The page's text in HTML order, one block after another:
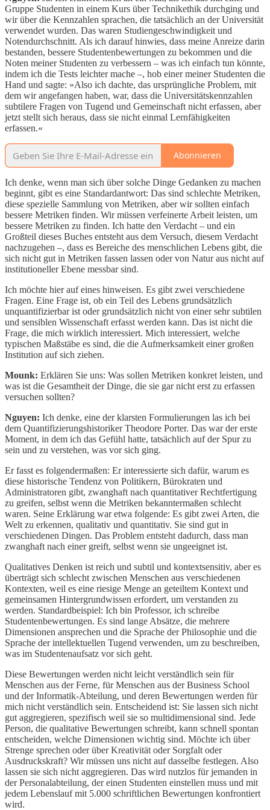
Gruppe Studenten in einem Kurs über Technikethik durchging und
wir über die Kennzahlen sprachen, die tatsächlich an der Universität
verwendet wurden. Das waren Studiengeschwindigkeit und
Notendurchschnitt. Als ich darauf hinwies, dass meine Anreize darin
bestanden, bessere Studentenbewertungen zu bekommen und die
Noten meiner Studenten zu verbessern – was ich einfach tun könnte,
indem ich die Tests leichter mache –, hob einer meiner Studenten die
Hand und sagte: »Also ich dachte, das ursprüngliche Problem, mit
dem wir angefangen haben, war, dass die Universitätskennzahlen
subtilere Fragen von Tugend und Gemeinschaft nicht erfassen, aber
jetzt stellt sich heraus, dass sie nicht einmal Lernfähigkeiten
erfassen.«
Abonnieren
Ich denke, wenn man sich über solche Dinge Gedanken zu machen
beginnt, gibt es eine Standardantwort: Das sind schlechte Metriken,
diese spezielle Sammlung von Metriken, aber wir sollten einfach
bessere Metriken finden. Wir müssen verfeinerte Arbeit leisten, um
bessere Metriken zu finden. Ich hatte den Verdacht – und ein
Großteil dieses Buches entsteht aus dem Versuch, diesem Verdacht
nachzugehen –, dass es Bereiche des menschlichen Lebens gibt, die
sich nicht gut in Metriken fassen lassen oder von Natur aus nicht auf
institutioneller Ebene messbar sind.
Ich möchte hier auf eines hinweisen. Es gibt zwei verschiedene
Fragen. Eine Frage ist, ob ein Teil des Lebens grundsätzlich
unquantifizierbar ist oder grundsätzlich nicht von einer sehr subtilen
und sensiblen Wissenschaft erfasst werden kann. Das ist nicht die
Frage, die mich wirklich interessiert. Mich interessiert, welche
typischen Maßstäbe es sind, die die Aufmerksamkeit einer großen
Institution auf sich ziehen.
Mounk: Erklären Sie uns: Was sollen Metriken konkret leisten, und
was ist die Gesamtheit der Dinge, die sie gar nicht erst zu erfassen
versuchen sollten?
Nguyen: Ich denke, eine der klarsten Formulierungen las ich bei
dem Quantifizierungshistoriker Theodore Porter. Das war der erste
Moment, in dem ich das Gefühl hatte, tatsächlich auf der Spur zu
sein und zu verstehen, was vor sich ging.
Er fasst es folgendermaßen: Er interessierte sich dafür, warum es
diese historische Tendenz von Politikern, Bürokraten und
Administratoren gibt, zwanghaft nach quantitativer Rechtfertigung
zu greifen, selbst wenn die Metriken bekanntermaßen schlecht
waren. Seine Erklärung war etwa folgende: Es gibt zwei Arten, die
Welt zu erkennen, qualitativ und quantitativ. Sie sind gut in
verschiedenen Dingen. Das Problem entsteht dadurch, dass man
zwanghaft nach einer greift, selbst wenn sie ungeeignet ist.
Qualitatives Denken ist reich und subtil und kontextsensitiv, aber es
überträgt sich schlecht zwischen Menschen aus verschiedenen
Kontexten, weil es eine riesige Menge an geteiltem Kontext und
gemeinsamen Hintergrundwissen erfordert, um verstanden zu
werden. Standardbeispiel: Ich bin Professor, ich schreibe
Studentenbewertungen. Es sind lange Absätze, die mehrere
Dimensionen ansprechen und die Sprache der Philosophie und die
Sprache der intellektuellen Tugend verwenden, um zu beschreiben,
was im Studentenaufsatz vor sich geht.
Diese Bewertungen werden nicht leicht verständlich sein für
Menschen aus der Ferne, für Menschen aus der Business School
und der Informatik-Abteilung, und deren Bewertungen werden für
mich nicht verständlich sein. Entscheidend ist: Sie lassen sich nicht
gut aggregieren, spezifisch weil sie so multidimensional sind. Jede
Person, die qualitative Bewertungen schreibt, kann schnell spontan
entscheiden, welche Dimensionen wichtig sind. Möchte ich über
Strenge sprechen oder über Kreativität oder Sorgfalt oder
Ausdruckskraft? Wir müssen uns nicht auf dasselbe festlegen. Also
lassen sie sich nicht aggregieren. Das wird nutzlos für jemanden in
der Personalabteilung, der einen Studenten einstellen muss und mit
jedem Lebenslauf mit 5.000 schriftlichen Bewertungen konfrontiert
wird.